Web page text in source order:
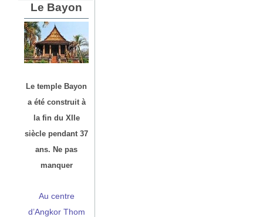
Le Bayon
Le temple Bayon
a été construit à
la fin du XIIe
siècle pendant 37
ans. Ne pas
manquer
Au centre
d’Angkor Thom